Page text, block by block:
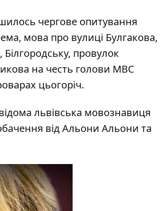
чергове опитування
мова про вулиці Булгакова,
провулок
на честь голови МВС
цьогоріч.
львівська мовознавиця
від Альони Альони та